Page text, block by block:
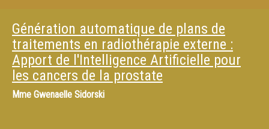
Génération automatique de plans de
traitements en radiothérapie externe :
Apport de l'Intelligence Artificielle pour
les cancers de la prostate
Mme Gwenaelle Sidorski